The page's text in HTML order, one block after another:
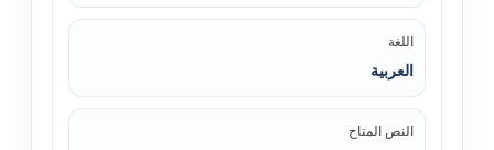
اللغة
العربية
النص المتاح